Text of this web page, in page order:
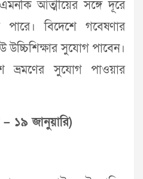
আত্মীয়ের সঙ্গে দূরে
বিদেশে গবেষণার
সুযোগ পাবেন।
ভ্রমণের সুযোগ পাওয়ার
১৯ জানুয়ারি)